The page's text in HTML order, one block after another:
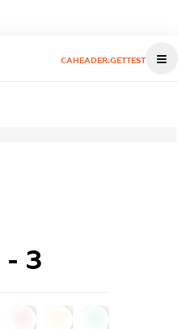
CAHEADER.GETTEST
- З